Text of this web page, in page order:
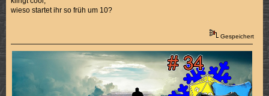
wieso startet ihr so früh um 10?
Gespeichert